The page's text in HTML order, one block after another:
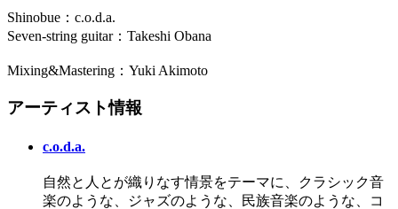
Shinobue：c.o.d.a.
Seven-string guitar：Takeshi Obana
Mixing&Mastering：Yuki Akimoto
アーティスト情報
c.o.d.a.
自然と人とが織りなす情景をテーマに、クラシック音
楽のような、ジャズのような、民族音楽のような、コ